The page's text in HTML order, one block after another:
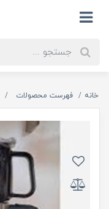
خانه فهرست محصولات